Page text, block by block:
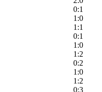
0:1
1:0
1:1
0:1
1:0
1:2
0:2
1:0
1:2
0:3